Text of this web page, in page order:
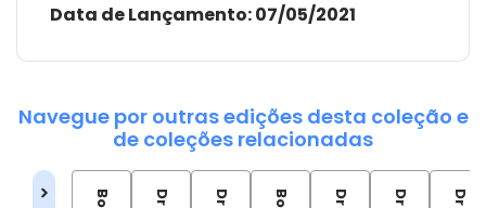
Data de Lançamento:07/05/2021
Navegue por outras edições desta coleção e
de coleções relacionadas